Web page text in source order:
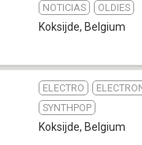
NOTICIAS OLDIES
Koksijde, Belgium
ELECTRO
SYNTHPOP
Koksijde, Belgium